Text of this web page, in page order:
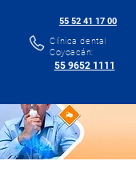
55 52 41 17 00
Clínica dental
Coyoacán:
55 9652 1111